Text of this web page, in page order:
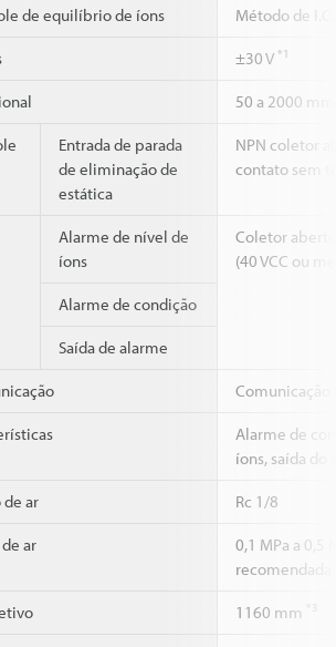
de equilíbrio de íons Método de
±30 V *1
50 a 2000 mm
Entrada de parada
de eliminação de
estática
NPN coletor
contato sem
Alarme de nível de
íons
Coletor
(40 VCC ou
Alarme de condição
Saída de alarme
Alarme de
íons, saída do
de ar Rc 1/8
ar
0,1 MPa a 0,5
recomendada
1160 mm